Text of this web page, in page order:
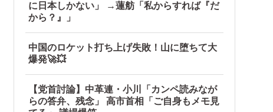
！」と発狂ｗｗｗ箸を置いた良ウトが言い放った言葉とは
に日本しかない」 →蓮舫「私からすれば『だ
から？』」
中国のロケット打ち上げ失敗！山に堕ちて大
爆発🚀💥
【党首討論】中革連・小川「カンペ読みなが
らの答弁、残念」 高市首相「ご自身もメモ見